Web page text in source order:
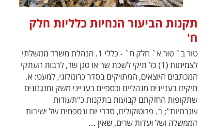
תקנות הביעור הנחיות כלליות חלק
ח'
טור ב` טור א` חלק ח` - כללי 1. הנהלת משרד ממשלתי
לצמיתות (1) כל תיקי לשכת שר או סגן שר, לרבות העתקי
המכתבים היוצאים, המתויקים בסדר כרונולוגי, למעט: א.
תיקים בעניינים מנהליים וכספיים בענייני משק ומנגנונים
שתקופות החזקתם קבועות בתקנות כ"תעודות
שגרתיות"; ב. פרוטוקולים, סדרי יום ונספחים של ישיבות
הממשלה ושל ועדות שרים, שאין ...